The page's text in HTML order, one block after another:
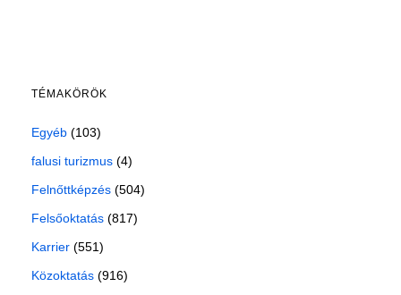
TÉMAKÖRÖK
Egyéb (103)
falusi turizmus (4)
Felnőttképzés (504)
Felsőoktatás (817)
Karrier (551)
Közoktatás (916)